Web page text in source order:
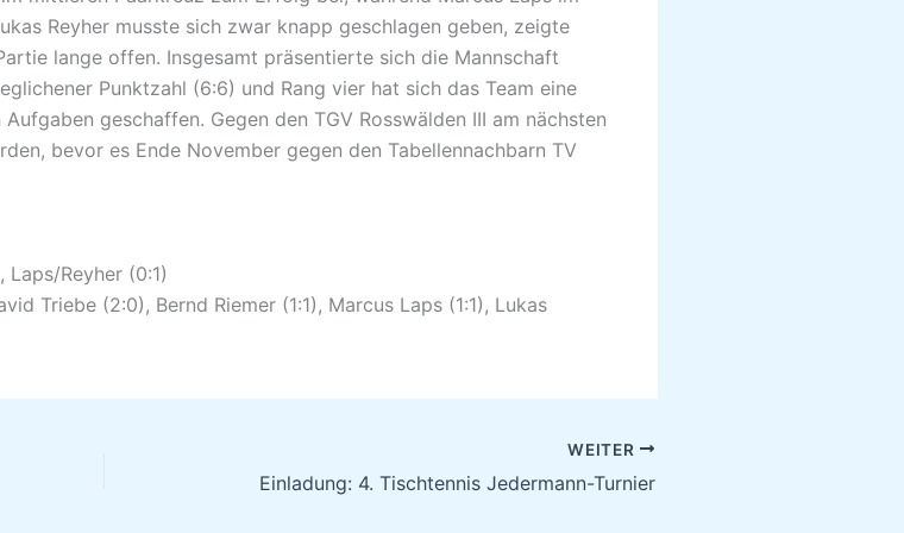
Reyher musste sich zwar knapp geschlagen geben, zeigte
lange offen. Insgesamt präsentierte sich die Mannschaft
Punktzahl (6:6) und Rang vier hat sich das Team eine
geschaffen. Gegen den TGV Rosswälden III am nächsten
bevor es Ende November gegen den Tabellennachbarn TV
Laps/Reyher (0:1)
Triebe (2:0), Bernd Riemer (1:1), Marcus Laps (1:1), Lukas
WEITER
Einladung: 4. Tischtennis Jedermann-Turnier